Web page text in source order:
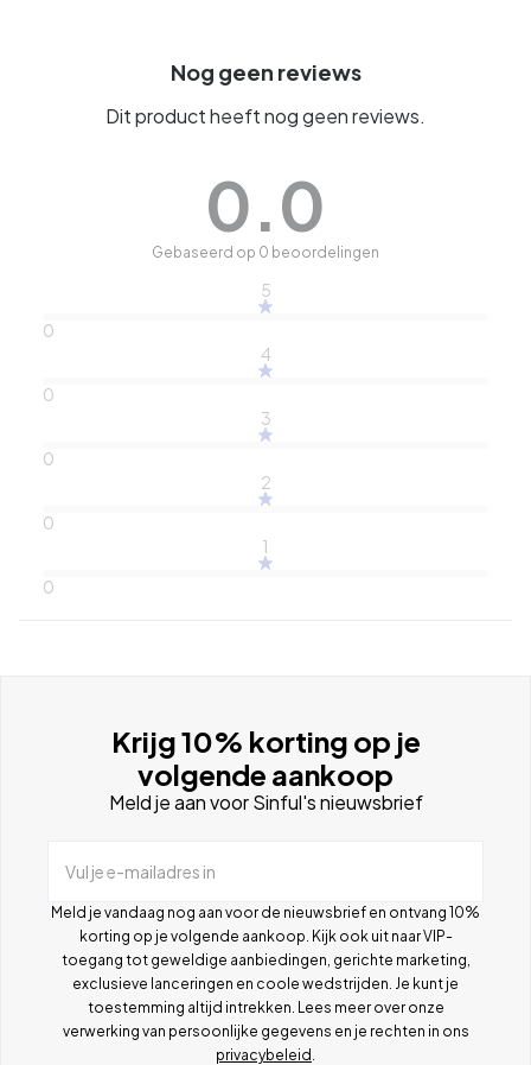
Nog geen reviews
Dit product heeft nog geen reviews.
0.0
Gebaseerd op 0 beoordelingen
5
0
4
0
3
0
2
0
1
0
Krijg 10% korting op je
volgende aankoop
Meld je aan voor Sinful's nieuwsbrief
Vul je e-mailadres in
Meld je vandaag nog aan voor de nieuwsbrief en ontvang 10%
korting op je volgende aankoop. Kijk ook uit naar VIP-
toegang tot geweldige aanbiedingen, gerichte marketing,
exclusieve lanceringen en coole wedstrijden. Je kunt je
toestemming altijd intrekken. Lees meer over onze
verwerking van persoonlijke gegevens en je rechten in ons
privacybeleid